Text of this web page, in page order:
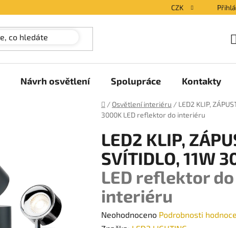
CZK
Návrh osvětlení Spolupráce Kontakty
Domů
/ Osvětlení interiéru / LED2 KLIP,
3000K LED reflektor do interiéru
LED2 KLIP,
SVÍTIDLO, 11W
LED reflektor do
interiéru
Průměrné
Neohodnoceno Podrobnosti